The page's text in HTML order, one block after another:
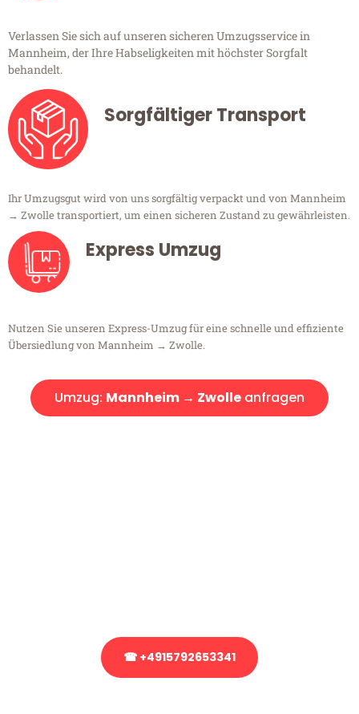
Verlassen Sie sich auf unseren sicheren Umzugsservice in
Mannheim, der Ihre Habseligkeiten mit höchster Sorgfalt
behandelt.
Sorgfältiger Transport
Ihr Umzugsgut wird von uns sorgfältig verpackt und von Mannheim
→ Zwolle transportiert, um einen sicheren Zustand zu gewährleisten.
Express Umzug
Nutzen Sie unseren Express-Umzug für eine schnelle und effiziente
Übersiedlung von Mannheim → Zwolle.
Umzug: Mannheim → Zwolle anfragen
☎ +4915792653341